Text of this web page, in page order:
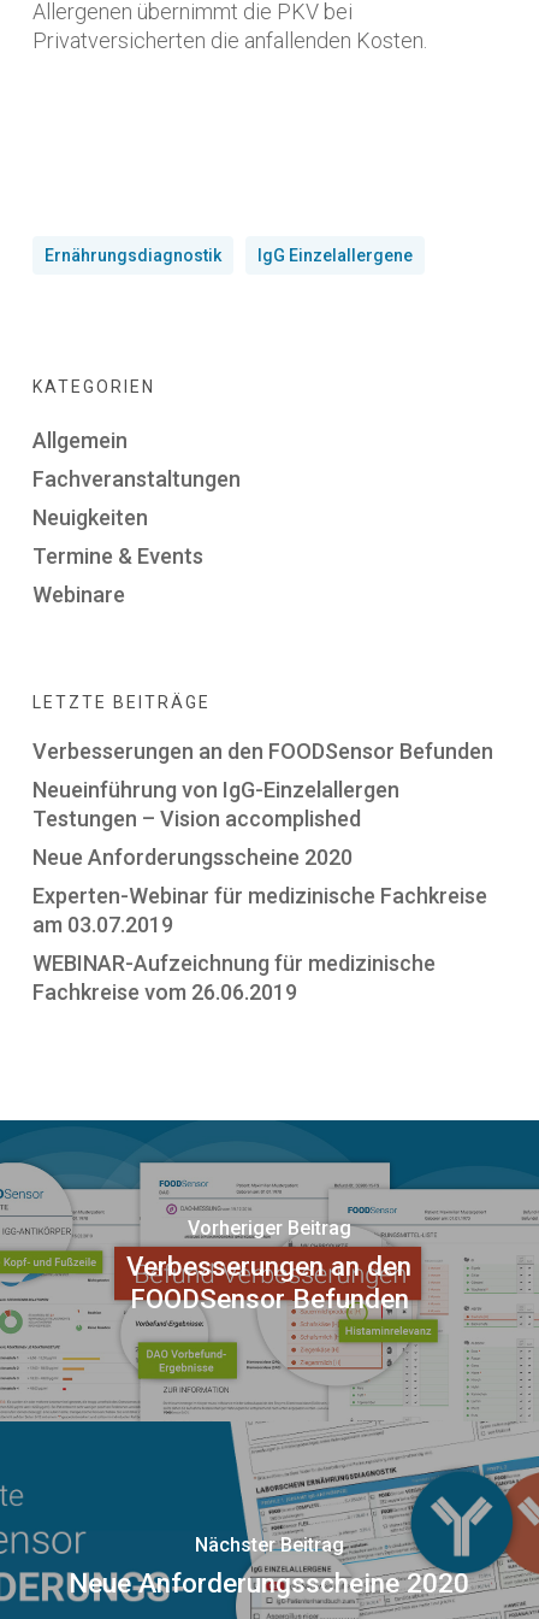
Allergenen übernimmt die PKV bei
Privatversicherten die anfallenden Kosten.
Ernährungsdiagnostik IgG Einzelallergene
KATEGORIEN
Allgemein
Fachveranstaltungen
Neuigkeiten
Termine & Events
Webinare
LETZTE BEITRÄGE
Verbesserungen an den FOODSensor Befunden
Neueinführung von IgG-Einzelallergen
Testungen – Vision accomplished
Neue Anforderungsscheine 2020
Experten-Webinar für medizinische Fachkreise
am 03.07.2019
WEBINAR-Aufzeichnung für medizinische
Fachkreise vom 26.06.2019
Vorheriger Beitrag
Verbesserungen an den
FOODSensor Befunden
Nächster Beitrag
Neue Anforderungsscheine 2020